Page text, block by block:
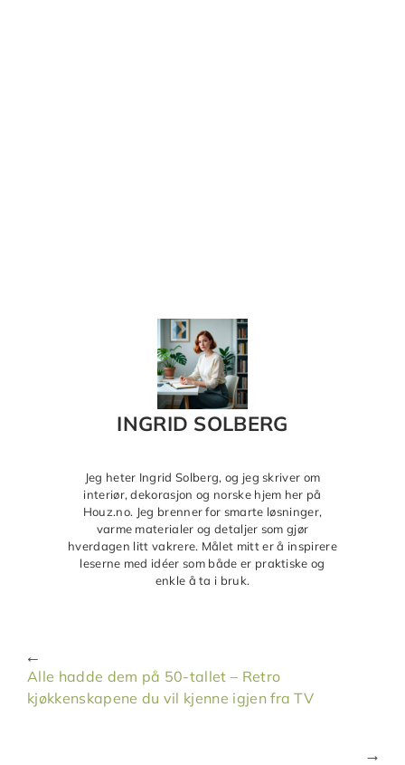
INGRID SOLBERG
Jeg heter Ingrid Solberg, og jeg skriver om
interiør, dekorasjon og norske hjem her på
Houz.no. Jeg brenner for smarte løsninger,
varme materialer og detaljer som gjør
hverdagen litt vakrere. Målet mitt er å inspirere
leserne med idéer som både er praktiske og
enkle å ta i bruk.
Alle hadde dem på 50-tallet – Retro
kjøkkenskapene du vil kjenne igjen fra TV